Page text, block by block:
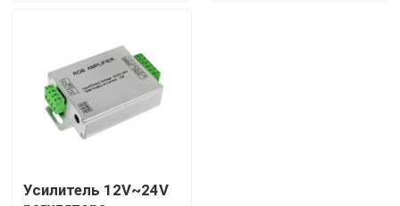
rgb привел прокладку
Одиночная прокладка СИД цвета
Настраиваемая белая прокладка СИД
Усилитель 12V~24V